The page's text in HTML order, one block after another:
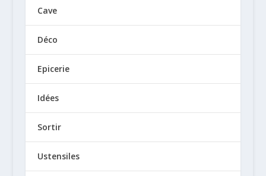
Cave
Déco
Epicerie
Idées
Sortir
Ustensiles